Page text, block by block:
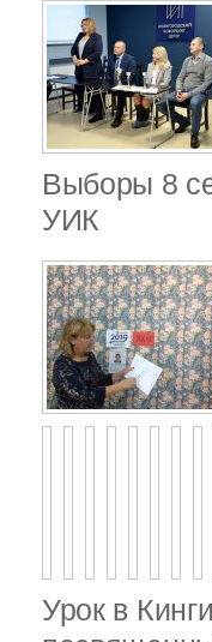
Выборы 8
УИК
Урок в